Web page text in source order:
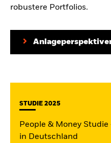
robustere Portfolios.
STUDIE 2025
People & Money
in Deutschland